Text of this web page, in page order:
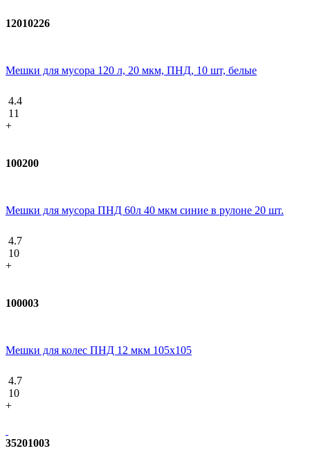
12010226
Мешки для мусора 120 л, 20 мкм, ПНД, 10 шт, белые
4.4
11
+
100200
Мешки для мусора ПНД 60л 40 мкм синие в рулоне 20 шт.
4.7
10
+
100003
Мешки для колес ПНД 12 мкм 105x105
4.7
10
+
35201003